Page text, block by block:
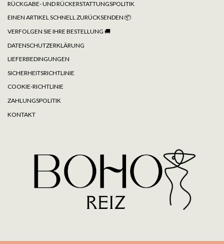
RÜCKGABE- UND RÜCKERSTATTUNGSPOLITIK
EINEN ARTIKEL SCHNELL ZURÜCKSENDEN 📦
VERFOLGEN SIE IHRE BESTELLUNG 🚚
DATENSCHUTZERKLÄRUNG
LIEFERBEDINGUNGEN
SICHERHEITSRICHTLINIE
COOKIE-RICHTLINIE
ZAHLUNGSPOLITIK
KONTAKT